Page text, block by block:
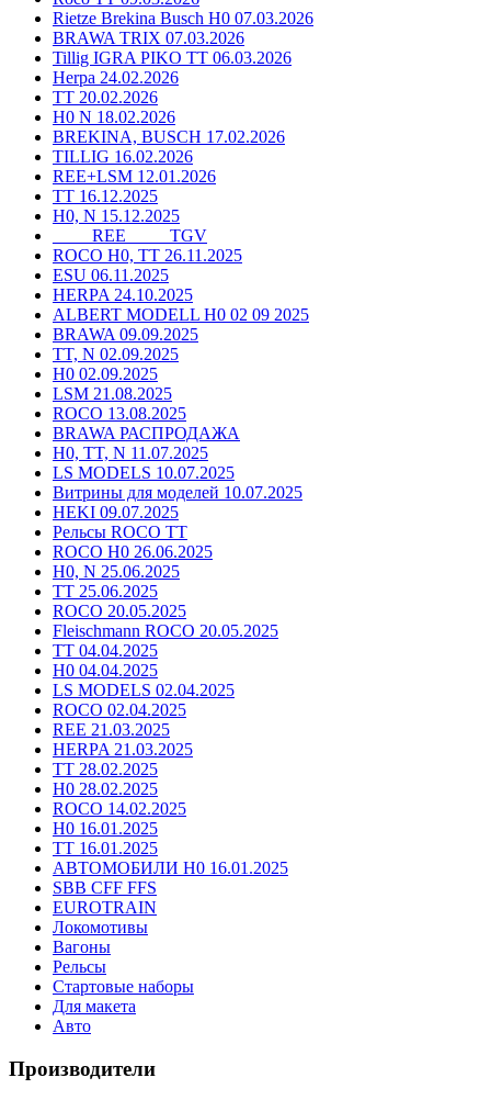
Rietze Brekina Busch H0 07.03.2026
BRAWA TRIX 07.03.2026
Tillig IGRA PIKO TT 06.03.2026
Herpa 24.02.2026
TT 20.02.2026
H0 N 18.02.2026
BREKINA, BUSCH 17.02.2026
TILLIG 16.02.2026
REE+LSM 12.01.2026
TT 16.12.2025
H0, N 15.12.2025
____ REE ____ TGV
ROCO H0, TT 26.11.2025
ESU 06.11.2025
HERPA 24.10.2025
ALBERT MODELL H0 02 09 2025
BRAWA 09.09.2025
TT, N 02.09.2025
H0 02.09.2025
LSM 21.08.2025
ROCO 13.08.2025
BRAWA РАСПРОДАЖА
H0, TT, N 11.07.2025
LS MODELS 10.07.2025
Витрины для моделей 10.07.2025
HEKI 09.07.2025
Рельсы ROCO TT
ROCO H0 26.06.2025
H0, N 25.06.2025
TT 25.06.2025
ROCO 20.05.2025
Fleischmann ROCO 20.05.2025
TT 04.04.2025
H0 04.04.2025
LS MODELS 02.04.2025
ROCO 02.04.2025
REE 21.03.2025
HERPA 21.03.2025
TT 28.02.2025
H0 28.02.2025
ROCO 14.02.2025
H0 16.01.2025
TT 16.01.2025
АВТОМОБИЛИ H0 16.01.2025
SBB CFF FFS
EUROTRAIN
Локомотивы
Вагоны
Рельсы
Стартовые наборы
Для макета
Авто
Производители